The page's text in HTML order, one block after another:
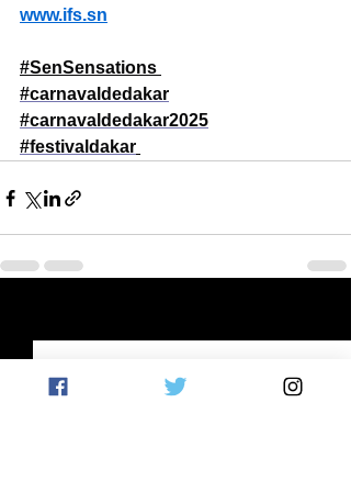
www.ifs.sn
#SenSensations
#carnavaldedakar
#carnavaldedakar2025
#festivaldakar